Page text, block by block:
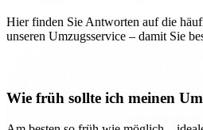
Hier finden Sie Antworten auf die
unseren Umzugsservice – damit Sie
Wie früh sollte ich meinen